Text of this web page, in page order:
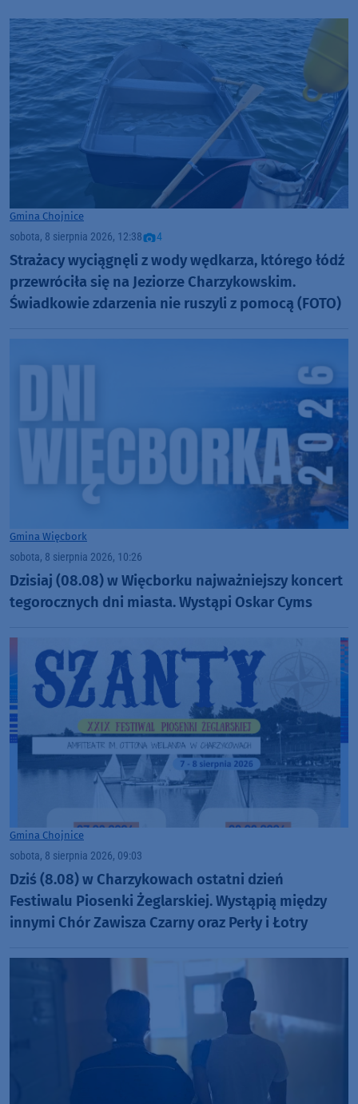
Gmina Chojnice
sobota, 8 sierpnia 2026, 12:38 4
Strażacy wyciągnęli z wody wędkarza, którego łódź
przewróciła się na Jeziorze Charzykowskim.
Świadkowie zdarzenia nie ruszyli z pomocą (FOTO)
Gmina Więcbork
sobota, 8 sierpnia 2026, 10:26
Dzisiaj (08.08) w Więcborku najważniejszy koncert
tegorocznych dni miasta. Wystąpi Oskar Cyms
Gmina Chojnice
sobota, 8 sierpnia 2026, 09:03
Dziś (8.08) w Charzykowach ostatni dzień
Festiwalu Piosenki Żeglarskiej. Wystąpią między
innymi Chór Zawisza Czarny oraz Perły i Łotry